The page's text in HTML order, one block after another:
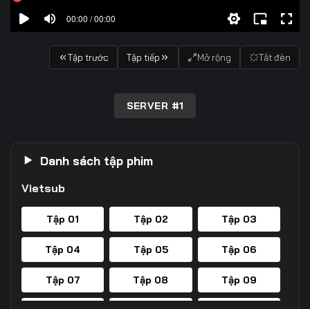
00:00 / 00:00
Tập trước Tập tiếp Mở rộng Tắt đèn
SERVER #1
Danh sách tập phim
Vietsub
Tập 01 Tập 02 Tập 03
Tập 04 Tập 05 Tập 06
Tập 07 Tập 08 Tập 09